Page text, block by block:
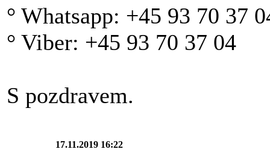
° Whatsapp: +45 93 70 37
° Viber: +45 93 70 37 04
S pozdravem.
17.11.2019 16:22